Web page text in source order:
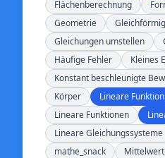
Flächenberechnung
Geometrie
Gleichungen umstellen
Häufige Fehler
Kleines
Konstant beschleunigte
Körper
Lineare Funktion
Lineare Funktionen
Lineare Gleichungssysteme
mathe_snack
Mittelwert